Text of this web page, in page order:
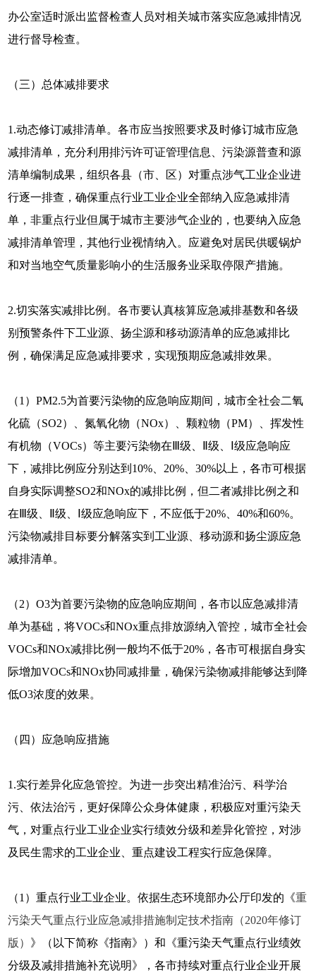
办公室适时派出监督检查人员对相关城市落实应急减排情况
进行督导检查。
（三）总体减排要求
1.动态修订减排清单。各市应当按照要求及时修订城市应急
减排清单，充分利用排污许可证管理信息、污染源普查和源
清单编制成果，组织各县（市、区）对重点涉气工业企业进
行逐一排查，确保重点行业工业企业全部纳入应急减排清
单，非重点行业但属于城市主要涉气企业的，也要纳入应急
减排清单管理，其他行业视情纳入。应避免对居民供暖锅炉
和对当地空气质量影响小的生活服务业采取停限产措施。
2.切实落实减排比例。各市要认真核算应急减排基数和各级
别预警条件下工业源、扬尘源和移动源清单的应急减排比
例，确保满足应急减排要求，实现预期应急减排效果。
（1）PM2.5为首要污染物的应急响应期间，城市全社会二氧
化硫（SO2）、氮氧化物（NOx）、颗粒物（PM）、挥发性
有机物（VOCs）等主要污染物在Ⅲ级、Ⅱ级、Ⅰ级应急响应
下，减排比例应分别达到10%、20%、30%以上，各市可根据
自身实际调整SO2和NOx的减排比例，但二者减排比例之和
在Ⅲ级、Ⅱ级、Ⅰ级应急响应下，不应低于20%、40%和60%。
污染物减排目标要分解落实到工业源、移动源和扬尘源应急
减排清单。
（2）O3为首要污染物的应急响应期间，各市以应急减排清
单为基础，将VOCs和NOx重点排放源纳入管控，城市全社会
VOCs和NOx减排比例一般均不低于20%，各市可根据自身实
际增加VOCs和NOx协同减排量，确保污染物减排能够达到降
低O3浓度的效果。
（四）应急响应措施
1.实行差异化应急管控。为进一步突出精准治污、科学治
污、依法治污，更好保障公众身体健康，积极应对重污染天
气，对重点行业工业企业实行绩效分级和差异化管控，对涉
及民生需求的工业企业、重点建设工程实行应急保障。
（1）重点行业工业企业。依据生态环境部办公厅印发的《重
污染天气重点行业应急减排措施制定技术指南（2020年修订
版） 》（以下简称《指南》）和《重污染天气重点行业绩效
分级及减排措施补充说明》，各市持续对重点行业企业开展